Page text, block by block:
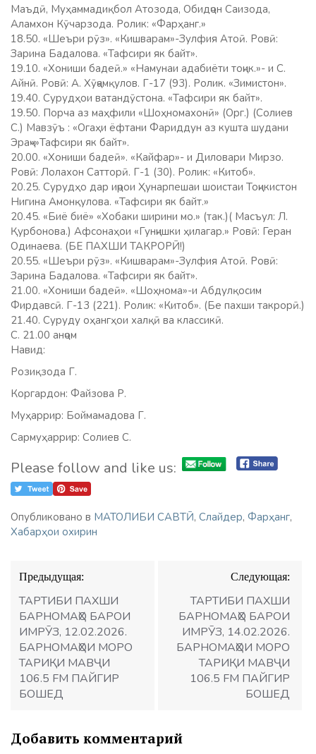
Маъдӣ, Муҳаммадиқбол Атозода, Обидҷон Саизода,
Аламхон Кӯчарзода. Ролик: «Фарҳанг.»
18.50. «Шеъри рӯз». «Кишварам»-Зулфия Атоӣ. Ровӣ:
Зарина Бадалова. «Тафсири як байт».
19.10. «Хониши бадеӣ.» «Намунаи адабиёти тоҷик.»- и С.
Айнӣ. Ровӣ: А. Хӯҷамқулов. Г-17 (93). Ролик. «Зимистон».
19.40. Сурудҳои ватандӯстона. «Тафсири як байт».
19.50. Порча аз маҳфили «Шоҳномахонӣ» (Орг.) (Солиев
С.) Мавзӯъ : «Огаҳи ёфтани Фариддун аз кушта шудани
Эраҷ»»Тафсири як байт».
20.00. «Хониши бадеӣ». «Кайфар»- и Диловари Мирзо.
Ровӣ: Лолахон Сатторӣ. Г-1 (30). Ролик: «Китоб».
20.25. Сурудҳо дар иҷрои Ҳунарпешаи шоистаи Тоҷикистон
Нигина Амонқулова. «Тафсири як байт.»
20.45. «Биё биё» «Хобаки ширини мо.» (так.)( Масъул: Л.
Қурбонова.) Афсонаҳои «Гунҷишки ҳилагар.» Ровӣ: Геран
Одинаева. (БЕ ПАХШИ ТАКРОРӢ!)
20.55. «Шеъри рӯз». «Кишварам»-Зулфия Атоӣ. Ровӣ:
Зарина Бадалова. «Тафсири як байт».
21.00. «Хониши бадеӣ». «Шоҳнома»-и Абдулқосим
Фирдавсӣ. Г-13 (221). Ролик: «Китоб». (Бе пахши такрорӣ.)
21.40. Суруду оҳангҳои халқӣ ва классикӣ.
С. 21.00 анҷом
Навид:
Розиқзода Г.
Коргардон: Файзова Р.
Муҳаррир: Боймамадова Г.
Сармуҳаррир: Солиев С.
Please follow and like us:
Опубликовано в МАТОЛИБИ САВТӢ, Слайдер, Фарҳанг,
Хабарҳои охирин
Навигация
по
записям
Предыдущая:
ТАРТИБИ ПАХШИ
БАРНОМАҲО БАРОИ
ИМРӮЗ, 12.02.2026.
БАРНОМАҲОИ МОРО
ТАРИҚИ МАВҶИ
106.5 FM ПАЙГИР
БОШЕД
Следующая:
ТАРТИБИ ПАХШИ
БАРНОМАҲО БАРОИ
ИМРӮЗ, 14.02.2026.
БАРНОМАҲОИ МОРО
ТАРИҚИ МАВҶИ
106.5 FM ПАЙГИР
БОШЕД
Добавить комментарий